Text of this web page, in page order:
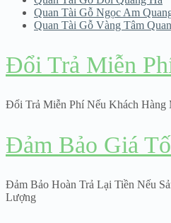
Quan Tài Gỗ Ngọc Am
Quan Tài Gỗ Vàng Tâm
Đổi Trả Miễn
Đổi Trả Miễn Phí Nếu Khách
Đảm Bảo Giá
Đảm Bảo Hoàn Trả Lại Tiền Nếu
Lượng